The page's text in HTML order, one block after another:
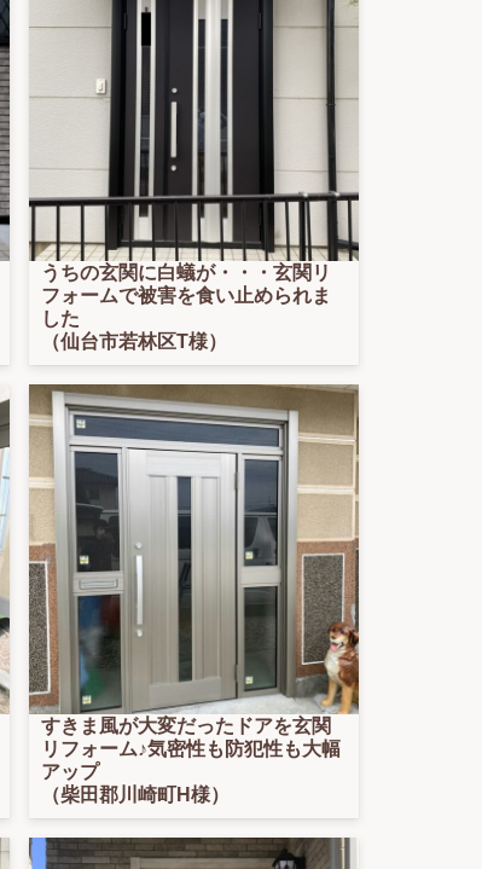
うちの玄関に白蟻が・・・玄関リ
フォームで被害を食い止められま
した
（仙台市若林区T様）
すきま風が大変だったドアを玄関
リフォーム♪気密性も防犯性も大幅
アップ
（柴田郡川崎町H様）